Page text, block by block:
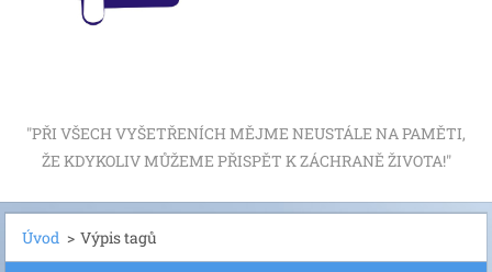
"PŘI VŠECH VYŠETŘENÍCH MĚJME NEUSTÁLE NA PAMĚTI,
ŽE KDYKOLIV MŮŽEME PŘISPĚT K ZÁCHRANĚ ŽIVOTA!"
Úvod > Výpis tagů